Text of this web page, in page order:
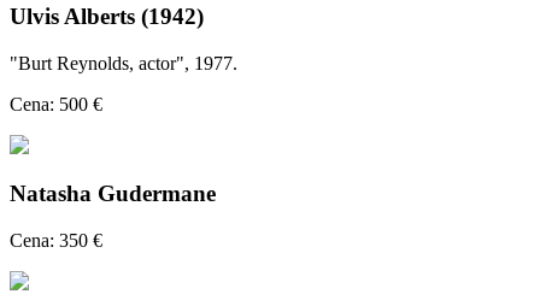
Ulvis Alberts (1942)
"Burt Reynolds, actor", 1977.
Cena: 500 €
Natasha Gudermane
Cena: 350 €